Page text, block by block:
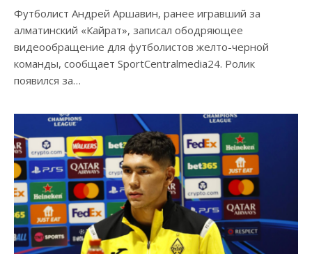
Футболист Андрей Аршавин, ранее игравший за
алматинский «Кайрат», записал ободряющее
видеообращение для футболистов желто-черной
команды, сообщает SportCentralmedia24. Ролик
появился за…